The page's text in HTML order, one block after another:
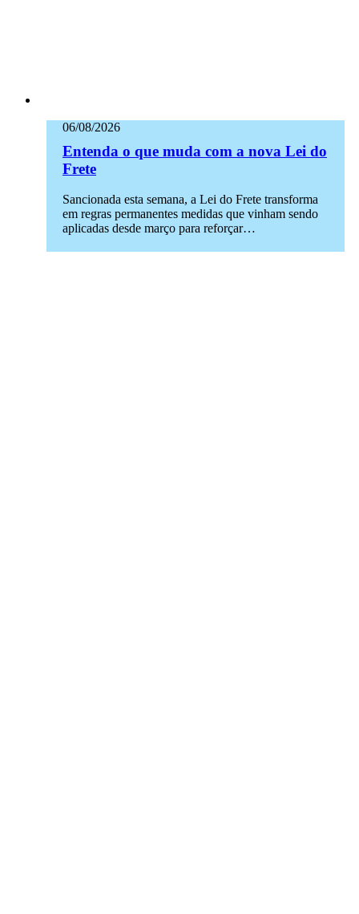
06/08/2026
Entenda o que muda com a nova Lei do
Frete
Sancionada esta semana, a Lei do Frete transforma
em regras permanentes medidas que vinham sendo
aplicadas desde março para reforçar…